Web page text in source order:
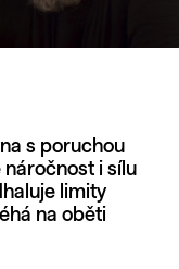
s poruchou
i sílu
limity
na oběti